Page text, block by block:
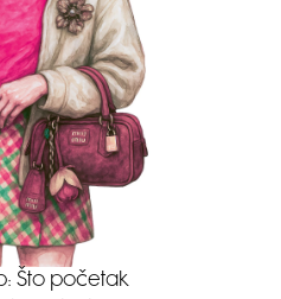
Što početak